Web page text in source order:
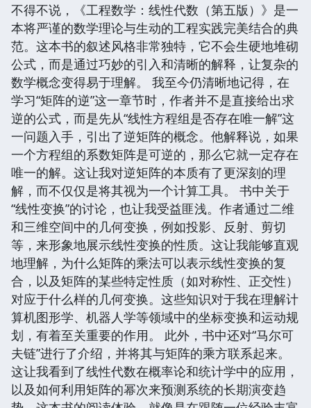
不得不说，《工程数学：线性代数（第五版）》是一
本将严谨的数学理论与生动的工程实践完美结合的典
范。这本书的叙述风格非常独特，它不会生硬地堆砌
公式，而是通过巧妙的引入和清晰的解释，让复杂的
数学概念变得易于理解。 我至今仍清晰地记得，在
学习“矩阵的逆”这一章节时，作者并不是直接给出求
逆的公式，而是先从“线性方程组是否存在唯一解”这
一问题入手，引出了逆矩阵的概念。他解释说，如果
一个方程组的系数矩阵是可逆的，那么它就一定存在
唯一的解。这让我对逆矩阵的本质有了更深刻的理
解，而不仅仅是将其视为一个计算工具。 书中关于
“线性变换”的讨论，也让我受益匪浅。作者通过二维
和三维空间中的几何变换，例如投影、反射、剪切
等，来形象地展示线性变换的性质。这让我能够直观
地理解，为什么矩阵的乘法可以表示线性变换的复
合，以及矩阵的某些特定性质（如对称性、正交性）
对应于什么样的几何变换。这些知识对于我在理解计
算机图形学、机器人学等领域中的坐标变换和运动规
划，有着至关重要的作用。 此外，书中还对“马尔可
夫链”进行了介绍，并将其与矩阵的乘方联系起来。
这让我看到了线性代数在概率论和统计学中的应用，
以及如何利用矩阵的幂次来预测系统的长期演变趋